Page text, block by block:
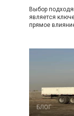
Выбор
является
прямое
БЛОГ